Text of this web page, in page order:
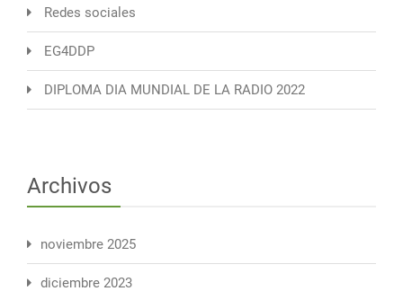
Redes sociales
EG4DDP
DIPLOMA DIA MUNDIAL DE LA RADIO 2022
Archivos
noviembre 2025
diciembre 2023